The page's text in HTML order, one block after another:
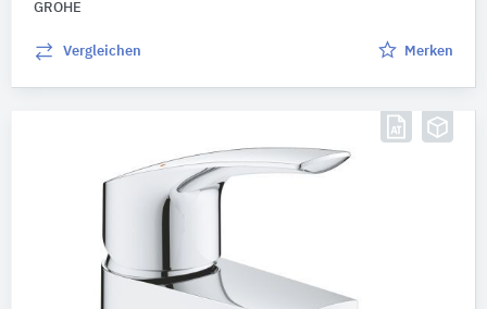
GROHE
Vergleichen Merken